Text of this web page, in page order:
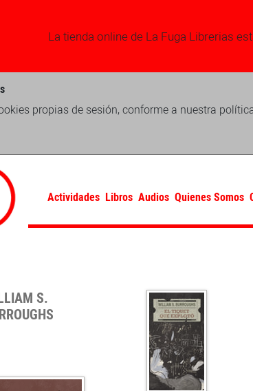
La tienda online de La Fuga Librerias
propias de sesión, conforme a nuestra
Actividades Libros Audios Quienes Somos
S.